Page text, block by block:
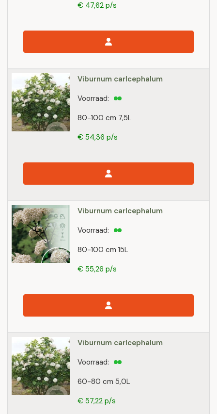
€ 47,62 p/s
Viburnum carlcephalum
80-100 cm 7,5L
Voorraad:
€ 54,36 p/s
Viburnum carlcephalum
80-100 cm 15L
Voorraad:
€ 55,26 p/s
Viburnum carlcephalum
60-80 cm 5,0L
Voorraad:
€ 57,22 p/s